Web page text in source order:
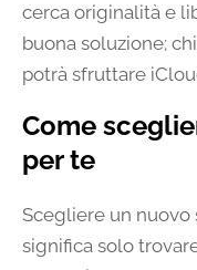
cerca originalità e
buona soluzione;
potrà sfruttare
Come
per te
Scegliere un nuovo
significa solo